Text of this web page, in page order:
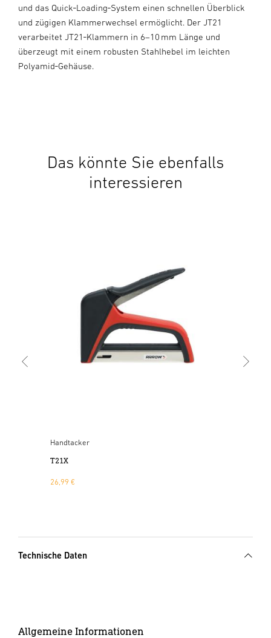
und das Quick‑Loading‑System einen schnellen Überblick
und zügigen Klammerwechsel ermöglicht. Der JT21
verarbeitet JT21‑Klammern in 6–10 mm Länge und
überzeugt mit einem robusten Stahlhebel im leichten
Polyamid‑Gehäuse.
Das könnte Sie ebenfalls
interessieren
Handtacker
T21X
26,99 €
Technische Daten
Allgemeine Informationen